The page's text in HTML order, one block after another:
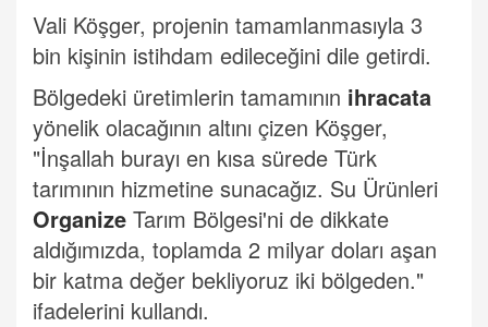
Vali Köşger, projenin tamamlanmasıyla 3
bin kişinin istihdam edileceğini dile getirdi.
Bölgedeki üretimlerin tamamının ihracata
yönelik olacağının altını çizen Köşger,
"İnşallah burayı en kısa sürede Türk
tarımının hizmetine sunacağız. Su Ürünleri
Organize Tarım Bölgesi'ni de dikkate
aldığımızda, toplamda 2 milyar doları aşan
bir katma değer bekliyoruz iki bölgeden."
ifadelerini kullandı.